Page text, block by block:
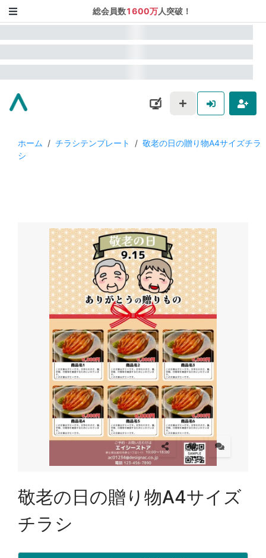
総会員数1600万人突破！
ホーム / チラシテンプレート / 敬老の日の贈り物A4サイズチラ
シ
敬老の日の贈り物A4サイズ
チラシ